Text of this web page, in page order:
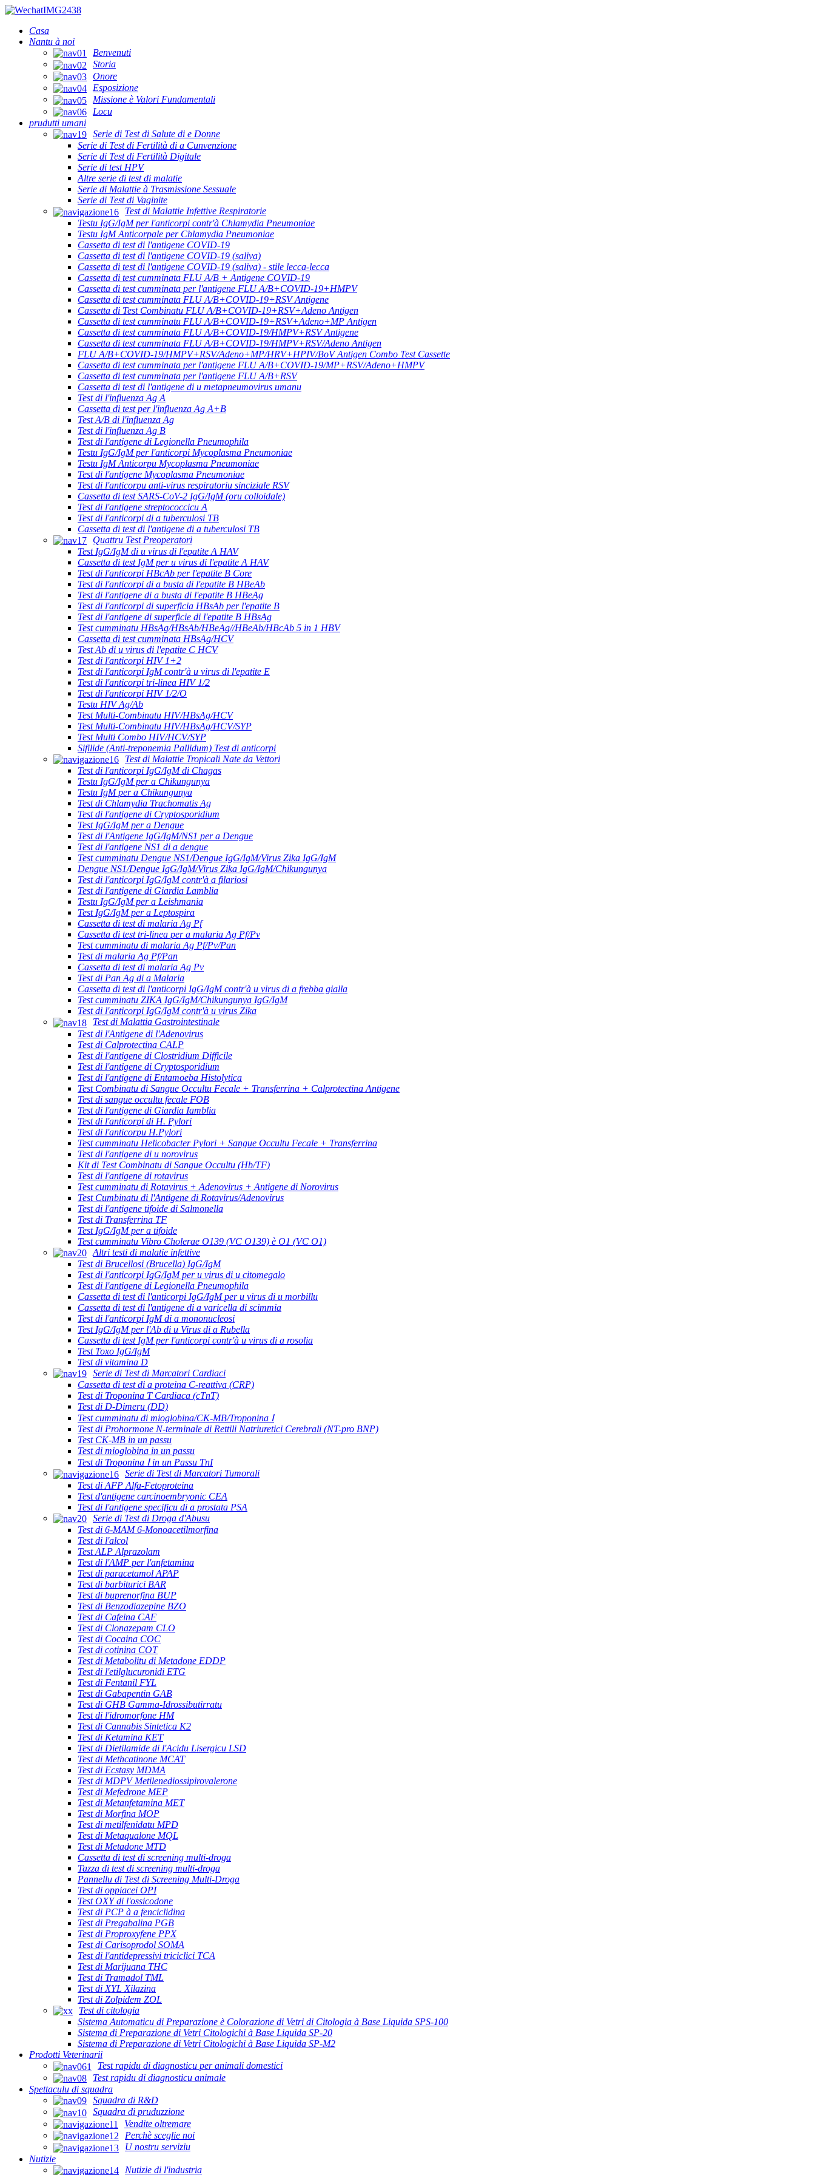
Casa
Nantu à noi
Benvenuti
Storia
Onore
Esposizione
Missione è Valori Fundamentali
Locu
prudutti umani
Serie di Test di Salute di e Donne
Serie di Test di Fertilità di a Cunvenzione
Serie di Test di Fertilità Digitale
Serie di test HPV
Altre serie di test di malatie
Serie di Malattie à Trasmissione Sessuale
Serie di Test di Vaginite
Test di Malattie Infettive Respiratorie
Testu IgG/IgM per l'anticorpi contr'à Chlamydia Pneumoniae
Testu IgM Anticorpale per Chlamydia Pneumoniae
Cassetta di test di l'antigene COVID-19
Cassetta di test di l'antigene COVID-19 (saliva)
Cassetta di test di l'antigene COVID-19 (saliva) - stile lecca-lecca
Cassetta di test cumminata FLU A/B + Antigene COVID-19
Cassetta di test cumminata per l'antigene FLU A/B+COVID-19+HMPV
Cassetta di test cumminata FLU A/B+COVID-19+RSV Antigene
Cassetta di Test Combinatu FLU A/B+COVID-19+RSV+Adeno Antigen
Cassetta di test cumminatu FLU A/B+COVID-19+RSV+Adeno+MP Antigen
Cassetta di test cumminata FLU A/B+COVID-19/HMPV+RSV Antigene
Cassetta di test cumminata FLU A/B+COVID-19/HMPV+RSV/Adeno Antigen
FLU A/B+COVID-19/HMPV+RSV/Adeno+MP/HRV+HPIV/BoV Antigen Combo Test Cassette
Cassetta di test cumminata per l'antigene FLU A/B+COVID-19/MP+RSV/Adeno+HMPV
Cassetta di test cumminata per l'antigene FLU A/B+RSV
Cassetta di test di l'antigene di u metapneumovirus umanu
Test di l'influenza Ag A
Cassetta di test per l'influenza Ag A+B
Test A/B di l'influenza Ag
Test di l'influenza Ag B
Test di l'antigene di Legionella Pneumophila
Testu IgG/IgM per l'anticorpi Mycoplasma Pneumoniae
Testu IgM Anticorpu Mycoplasma Pneumoniae
Test di l'antigene Mycoplasma Pneumoniae
Test di l'anticorpu anti-virus respiratoriu sinciziale RSV
Cassetta di test SARS-CoV-2 IgG/IgM (oru colloidale)
Test di l'antigene streptococcicu A
Test di l'anticorpi di a tuberculosi TB
Cassetta di test di l'antigene di a tuberculosi TB
Quattru Test Preoperatori
Test IgG/IgM di u virus di l'epatite A HAV
Cassetta di test IgM per u virus di l'epatite A HAV
Test di l'anticorpi HBcAb per l'epatite B Core
Test di l'anticorpi di a busta di l'epatite B HBeAb
Test di l'antigene di a busta di l'epatite B HBeAg
Test di l'anticorpi di superficia HBsAb per l'epatite B
Test di l'antigene di superficie di l'epatite B HBsAg
Test cumminatu HBsAg/HBsAb/HBeAg//HBeAb/HBcAb 5 in 1 HBV
Cassetta di test cumminata HBsAg/HCV
Test Ab di u virus di l'epatite C HCV
Test di l'anticorpi HIV 1+2
Test di l'anticorpi IgM contr'à u virus di l'epatite E
Test di l'anticorpi tri-linea HIV 1/2
Test di l'anticorpi HIV 1/2/O
Testu HIV Ag/Ab
Test Multi-Combinatu HIV/HBsAg/HCV
Test Multi-Combinatu HIV/HBsAg/HCV/SYP
Test Multi Combo HIV/HCV/SYP
Sifilide (Anti-treponemia Pallidum) Test di anticorpi
Test di Malattie Tropicali Nate da Vettori
Test di l'anticorpi IgG/IgM di Chagas
Testu IgG/IgM per a Chikungunya
Testu IgM per a Chikungunya
Test di Chlamydia Trachomatis Ag
Test di l'antigene di Cryptosporidium
Test IgG/IgM per a Dengue
Test di l'Antigene IgG/IgM/NS1 per a Dengue
Test di l'antigene NS1 di a dengue
Test cumminatu Dengue NS1/Dengue IgG/IgM/Virus Zika IgG/IgM
Dengue NS1/Dengue IgG/IgM/Virus Zika IgG/IgM/Chikungunya
Test di l'anticorpi IgG/IgM contr'à a filariosi
Test di l'antigene di Giardia Lamblia
Testu IgG/IgM per a Leishmania
Test IgG/IgM per a Leptospira
Cassetta di test di malaria Ag Pf
Cassetta di test tri-linea per a malaria Ag Pf/Pv
Test cumminatu di malaria Ag Pf/Pv/Pan
Test di malaria Ag Pf/Pan
Cassetta di test di malaria Ag Pv
Test di Pan Ag di a Malaria
Cassetta di test di l'anticorpi IgG/IgM contr'à u virus di a frebba gialla
Test cumminatu ZIKA IgG/IgM/Chikungunya IgG/IgM
Test di l'anticorpi IgG/IgM contr'à u virus Zika
Test di Malattia Gastrointestinale
Test di l'Antigene di l'Adenovirus
Test di Calprotectina CALP
Test di l'antigene di Clostridium Difficile
Test di l'antigene di Cryptosporidium
Test di l'antigene di Entamoeba Histolytica
Test Combinatu di Sangue Occultu Fecale + Transferrina + Calprotectina Antigene
Test di sangue occultu fecale FOB
Test di l'antigene di Giardia Iamblia
Test di l'anticorpi di H. Pylori
Test di l'anticorpu H.Pylori
Test cumminatu Helicobacter Pylori + Sangue Occultu Fecale + Transferrina
Test di l'antigene di u norovirus
Kit di Test Combinatu di Sangue Occultu (Hb/TF)
Test di l'antigene di rotavirus
Test cumminatu di Rotavirus + Adenovirus + Antigene di Norovirus
Test Cumbinatu di l'Antigene di Rotavirus/Adenovirus
Test di l'antigene tifoide di Salmonella
Test di Transferrina TF
Test IgG/IgM per a tifoide
Test cumminatu Vibro Cholerae O139 (VC O139) è O1 (VC O1)
Altri testi di malatie infettive
Test di Brucellosi (Brucella) IgG/IgM
Test di l'anticorpi IgG/IgM per u virus di u citomegalo
Test di l'antigene di Legionella Pneumophila
Cassetta di test di l'anticorpi IgG/IgM per u virus di u morbillu
Cassetta di test di l'antigene di a varicella di scimmia
Test di l'anticorpi IgM di a mononucleosi
Test IgG/IgM per l'Ab di u Virus di a Rubella
Cassetta di test IgM per l'anticorpi contr'à u virus di a rosolia
Test Toxo IgG/IgM
Test di vitamina D
Serie di Test di Marcatori Cardiaci
Cassetta di test di a proteina C-reattiva (CRP)
Test di Troponina T Cardiaca (cTnT)
Test di D-Dimeru (DD)
Test cumminatu di mioglobina/CK-MB/Troponina Ⅰ
Test di Prohormone N-terminale di Rettili Natriuretici Cerebrali (NT-pro BNP)
Test CK-MB in un passu
Test di mioglobina in un passu
Test di Troponina Ⅰ in un Passu TnI
Serie di Test di Marcatori Tumorali
Test di AFP Alfa-Fetoproteina
Test d'antigene carcinoembryonic CEA
Test di l'antigene specificu di a prostata PSA
Serie di Test di Droga d'Abusu
Test di 6-MAM 6-Monoacetilmorfina
Test di l'alcol
Test ALP Alprazolam
Test di l'AMP per l'anfetamina
Test di paracetamol APAP
Test di barbiturici BAR
Test di buprenorfina BUP
Test di Benzodiazepine BZO
Test di Cafeina CAF
Test di Clonazepam CLO
Test di Cocaina COC
Test di cotinina COT
Test di Metabolitu di Metadone EDDP
Test di l'etilglucuronidi ETG
Test di Fentanil FYL
Test di Gabapentin GAB
Test di GHB Gamma-Idrossibutirratu
Test di l'idromorfone HM
Test di Cannabis Sintetica K2
Test di Ketamina KET
Test di Dietilamide di l'Acidu Lisergicu LSD
Test di Methcatinone MCAT
Test di Ecstasy MDMA
Test di MDPV Metilenediossipirovalerone
Test di Mefedrone MEP
Test di Metanfetamina MET
Test di Morfina MOP
Test di metilfenidatu MPD
Test di Metaqualone MQL
Test di Metadone MTD
Cassetta di test di screening multi-droga
Tazza di test di screening multi-droga
Pannellu di Test di Screening Multi-Droga
Test di oppiacei OPI
Test OXY di l'ossicodone
Test di PCP à a fenciclidina
Test di Pregabalina PGB
Test di Proproxyfene PPX
Test di Carisoprodol SOMA
Test di l'antidepressivi triciclici TCA
Test di Marijuana THC
Test di Tramadol TML
Test di XYL Xilazina
Test di Zolpidem ZOL
Test di citologia
Sistema Automaticu di Preparazione è Colorazione di Vetri di Citologia à Base Liquida SPS-100
Sistema di Preparazione di Vetri Citologichi à Base Liquida SP-20
Sistema di Preparazione di Vetri Citologichi à Base Liquida SP-M2
Prodotti Veterinarii
Test rapidu di diagnosticu per animali domestici
Test rapidu di diagnosticu animale
Spettaculu di squadra
Squadra di R&D
Squadra di pruduzzione
Vendite oltremare
Perchè sceglie noi
U nostru serviziu
Nutizie
Nutizie di l'industria